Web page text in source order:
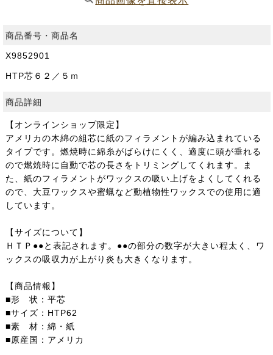
商品番号・商品名
X9852901
HTP芯６２／５ｍ
商品詳細
【オンラインショップ限定】
アメリカの木綿の組芯に紙のフィラメントが編み込まれている
タイプです。燃焼時に綿糸がばらけにくく、適度に頭が垂れる
ので燃焼時に自動で芯の長さをトリミングしてくれます。ま
た、紙のフィラメントがワックスの吸い上げをよくしてくれる
ので、大豆ワックスや蜜蝋など動植物性ワックスでの使用に適
しています。
【サイズについて】
ＨＴＰ●●と表記されます。●●の部分の数字が大きい程太く、ワ
ックスの吸収力が上がり炎も大きくなります。
【商品情報】
■形 状：平芯
■サイズ：HTP62
■素 材：綿・紙
■原産国：アメリカ